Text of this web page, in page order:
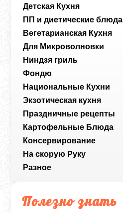
Детская Кухня
ПП и диетические блюда
Вегетарианская Кухня
Для Микроволновки
Ниндзя гриль
Фондю
Национальные Кухни
Экзотическая кухня
Праздничные рецепты
Картофельные Блюда
Консервирование
На скорую Руку
Разное
Полезно знать